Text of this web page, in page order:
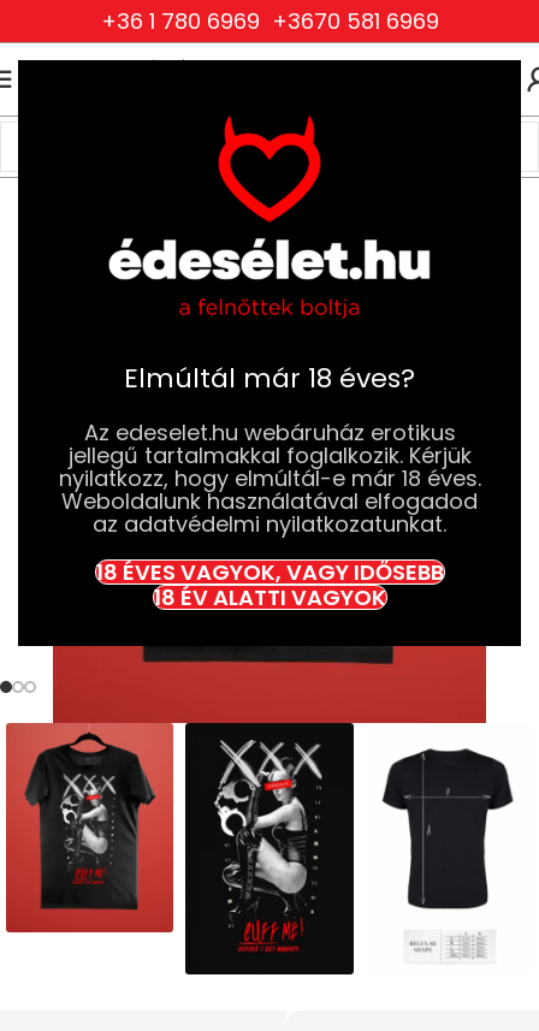
Elmúltál már 18 éves?
Az edeselet.hu webáruház erotikus
jellegű tartalmakkal foglalkozik. Kérjük
nyilatkozz, hogy elmúltál-e már 18 éves.
Weboldalunk használatával elfogadod
az adatvédelmi nyilatkozatunkat.
18 ÉVES VAGYOK, VAGY IDŐSEBB
18 ÉV ALATTI VAGYOK
+36 1 780 6969 +3670 581 6969
Fétis ruházat
Férfi fétis ruházat és kiegészítők